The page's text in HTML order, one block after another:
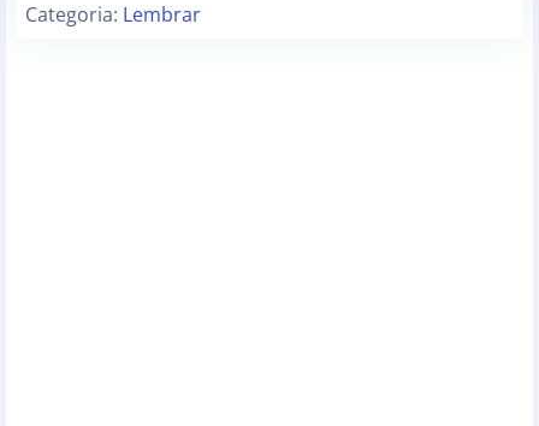
Categoria: Lembrar